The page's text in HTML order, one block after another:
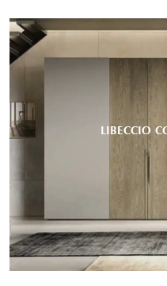
LIBECCIO